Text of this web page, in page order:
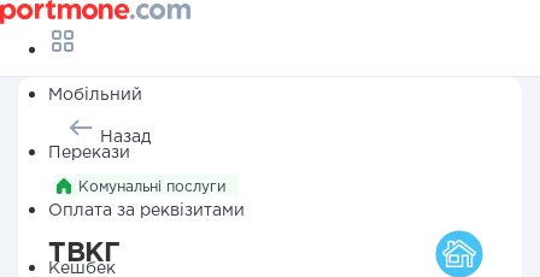
Мобільний
Перекази
Оплата за реквізитами
Кешбек
Назад
Комунальні послуги
ТВКГ